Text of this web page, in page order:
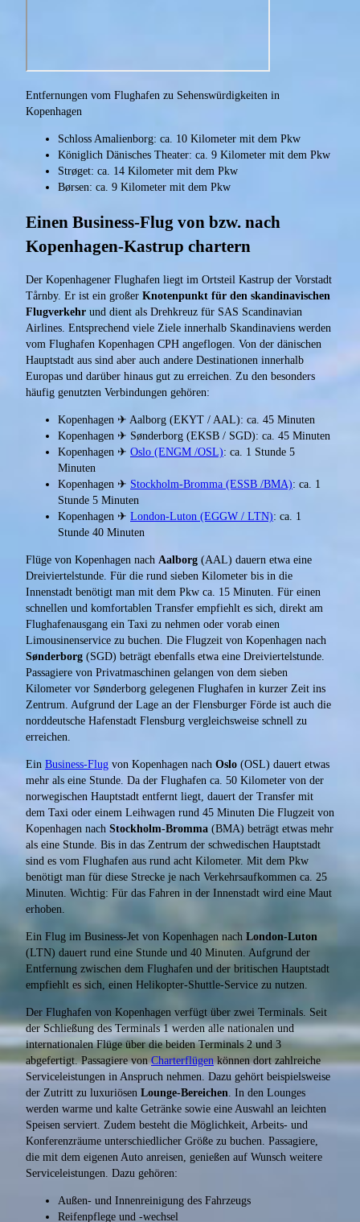
Entfernungen vom Flughafen zu Sehenswürdigkeiten in
Kopenhagen
Schloss Amalienborg: ca. 10 Kilometer mit dem Pkw
Königlich Dänisches Theater: ca. 9 Kilometer mit dem Pkw
Strøget: ca. 14 Kilometer mit dem Pkw
Børsen: ca. 9 Kilometer mit dem Pkw
Einen Business-Flug von bzw. nach
Kopenhagen-Kastrup chartern
Der Kopenhagener Flughafen liegt im Ortsteil Kastrup der Vorstadt
Tårnby. Er ist ein großer Knotenpunkt für den skandinavischen
Flugverkehr und dient als Drehkreuz für SAS Scandinavian
Airlines. Entsprechend viele Ziele innerhalb Skandinaviens werden
vom Flughafen Kopenhagen CPH angeflogen. Von der dänischen
Hauptstadt aus sind aber auch andere Destinationen innerhalb
Europas und darüber hinaus gut zu erreichen. Zu den besonders
häufig genutzten Verbindungen gehören:
Kopenhagen ✈ Aalborg (EKYT / AAL): ca. 45 Minuten
Kopenhagen ✈ Sønderborg (EKSB / SGD): ca. 45 Minuten
Kopenhagen ✈ Oslo (ENGM /OSL): ca. 1 Stunde 5
Minuten
Kopenhagen ✈ Stockholm-Bromma (ESSB /BMA): ca. 1
Stunde 5 Minuten
Kopenhagen ✈ London-Luton (EGGW / LTN): ca. 1
Stunde 40 Minuten
Flüge von Kopenhagen nach Aalborg (AAL) dauern etwa eine
Dreiviertelstunde. Für die rund sieben Kilometer bis in die
Innenstadt benötigt man mit dem Pkw ca. 15 Minuten. Für einen
schnellen und komfortablen Transfer empfiehlt es sich, direkt am
Flughafenausgang ein Taxi zu nehmen oder vorab einen
Limousinenservice zu buchen. Die Flugzeit von Kopenhagen nach
Sønderborg (SGD) beträgt ebenfalls etwa eine Dreiviertelstunde.
Passagiere von Privatmaschinen gelangen von dem sieben
Kilometer vor Sønderborg gelegenen Flughafen in kurzer Zeit ins
Zentrum. Aufgrund der Lage an der Flensburger Förde ist auch die
norddeutsche Hafenstadt Flensburg vergleichsweise schnell zu
erreichen.
Ein Business-Flug von Kopenhagen nach Oslo (OSL) dauert etwas
mehr als eine Stunde. Da der Flughafen ca. 50 Kilometer von der
norwegischen Hauptstadt entfernt liegt, dauert der Transfer mit
dem Taxi oder einem Leihwagen rund 45 Minuten Die Flugzeit von
Kopenhagen nach Stockholm-Bromma (BMA) beträgt etwas mehr
als eine Stunde. Bis in das Zentrum der schwedischen Hauptstadt
sind es vom Flughafen aus rund acht Kilometer. Mit dem Pkw
benötigt man für diese Strecke je nach Verkehrsaufkommen ca. 25
Minuten. Wichtig: Für das Fahren in der Innenstadt wird eine Maut
erhoben.
Ein Flug im Business-Jet von Kopenhagen nach London-Luton
(LTN) dauert rund eine Stunde und 40 Minuten. Aufgrund der
Entfernung zwischen dem Flughafen und der britischen Hauptstadt
empfiehlt es sich, einen Helikopter-Shuttle-Service zu nutzen.
Der Flughafen von Kopenhagen verfügt über zwei Terminals. Seit
der Schließung des Terminals 1 werden alle nationalen und
internationalen Flüge über die beiden Terminals 2 und 3
abgefertigt. Passagiere vonCharterflügenkönnen dort zahlreiche
Serviceleistungen in Anspruch nehmen. Dazu gehört beispielsweise
der Zutritt zu luxuriösen Lounge-Bereichen. In den Lounges
werden warme und kalte Getränke sowie eine Auswahl an leichten
Speisen serviert. Zudem besteht die Möglichkeit, Arbeits- und
Konferenzräume unterschiedlicher Größe zu buchen. Passagiere,
die mit dem eigenen Auto anreisen, genießen auf Wunsch weitere
Serviceleistungen. Dazu gehören:
Außen- und Innenreinigung des Fahrzeugs
Reifenpflege und -wechsel